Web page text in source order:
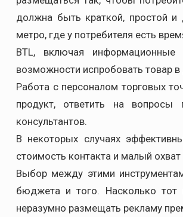
должна быть краткой, простой
метро, где у потребителя есть
BTL, включая информационные
возможности испробовать товар
Работа с персоналом торговых
продукт, ответить на вопросы
консультантов.
В некоторых случаях
стоимость контакта и малый охват
Выбор между этими
бюджета и того. Насколько тот
неразумно размещать рекламу